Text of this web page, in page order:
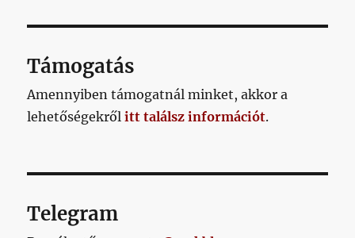
AL
OLD
Támogatás
Amennyiben támogatnál minket, akkor a
lehetőségekrőlitt találsz információt.
Telegram